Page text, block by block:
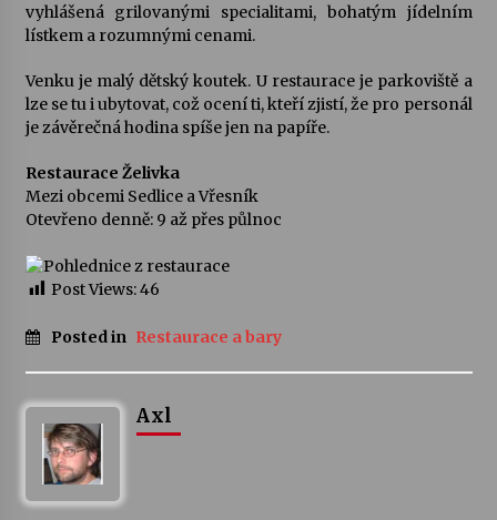
14. 7. 2026
odkaz Josefa Čapka
13. 7. 2026
Varhanní recitál Michala Novenka v Klášteře
Želiv
vyhlášená grilovanými specialitami, bohatým jídelním
lístkem a rozumnými cenami.
Venku je malý dětský koutek. U restaurace je parkoviště a
lze se tu i ubytovat, což ocení ti, kteří zjistí, že pro personál
je závěrečná hodina spíše jen na papíře.
Restaurace Želivka
Mezi obcemi Sedlice a Vřesník
Otevřeno denně: 9 až přes půlnoc
Post Views:46
Posted in Restaurace a bary
Axl